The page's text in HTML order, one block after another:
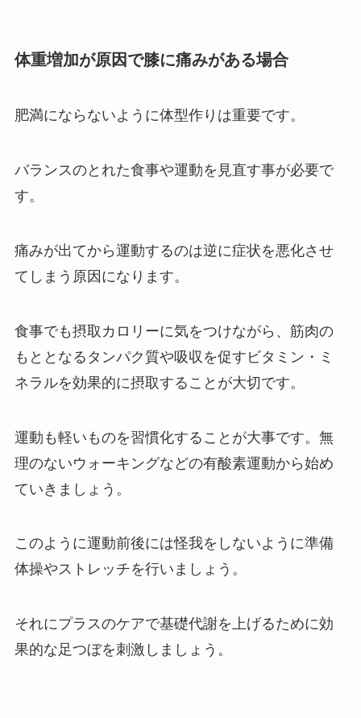
体重増加が原因で膝に痛みがある場合
肥満にならないように体型作りは重要です。
バランスのとれた食事や運動を見直す事が必要で
す。
痛みが出てから運動するのは逆に症状を悪化させ
てしまう原因になります。
食事でも摂取カロリーに気をつけながら、筋肉の
もととなるタンパク質や吸収を促すビタミン・ミ
ネラルを効果的に摂取することが大切です。
運動も軽いものを習慣化することが大事です。無
理のないウォーキングなどの有酸素運動から始め
ていきましょう。
このように運動前後には怪我をしないように準備
体操やストレッチを行いましょう。
それにプラスのケアで基礎代謝を上げるために効
果的な足つぼを刺激しましょう。